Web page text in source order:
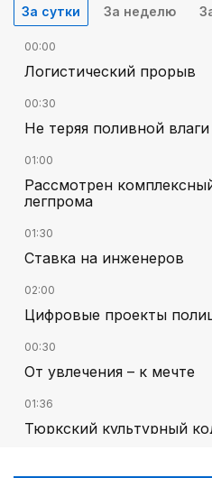
За сутки За неделю
00:00
Логистический прорыв
00:30
Не теряя поливной влаги
01:00
Рассмотрен
легпрома
01:30
Ставка на инженеров
02:00
Цифровые проекты
00:30
От увлечения – к мечте
01:36
Тюркский культурный